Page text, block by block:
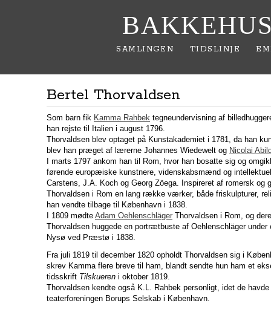
SAMLINGEN TIDSLINJE
Bertel Thorvaldsen
Som barn fik Kamma Rahbek tegneundervisning af
han rejste til Italien i august 1796.
Thorvaldsen blev optaget på Kunstakademiet i 1781, da han
blev han præget af lærerne Johannes Wiedewelt og Nicolai
I marts 1797 ankom han til Rom, hvor han bosatte sig og
førende europæiske kunstnere, videnskabsmænd og
Carstens, J.A. Koch og Georg Zöega. Inspireret af romersk
Thorvaldsen i Rom en lang række værker, både friskulpturer,
han vendte tilbage til København i 1838.
I 1809 mødte Adam Oehlenschläger Thorvaldsen i Rom, og
Thorvaldsen huggede en portrætbuste af Oehlenschläger under
Nysø ved Præstø i 1838.
Fra juli 1819 til december 1820 opholdt Thorvaldsen sig i
skrev Kamma flere breve til ham, blandt sendte hun ham et
tidsskrift Tilskueren i oktober 1819.
Thorvaldsen kendte også K.L. Rahbek personligt, idet de
teaterforeningen Borups Selskab i København.